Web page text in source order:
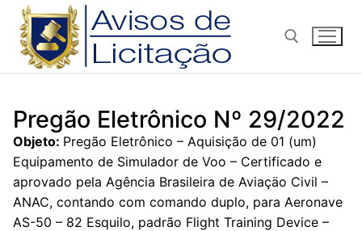
Pular
para
conteúdo
Pregão Eletrônico Nº 29/2022
Objeto: Pregão Eletrônico – Aquisição de 01 (um)
Equipamento de Simulador de Voo – Certificado e
aprovado pela Agência Brasileira de Aviaçäo Civil –
ANAC, contando com comando duplo, para Aeronave
AS-50 – 82 Esquilo, padrão Flight Training Device –